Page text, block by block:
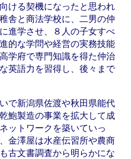
ける契機になったと思われ
舎と商法学校に、二男の仲
進学させ、８人の子女すべ
的な学問や経営の実務技能
学府で専門知識を得た仲治
英語力を習得し、後々まで
で新潟県佐渡や秋田県能代
鮑製造の事業を拡大して成
ットワークを築いていっ
金澤屋は水産伝習所や農商
古文書調査から明らかにな